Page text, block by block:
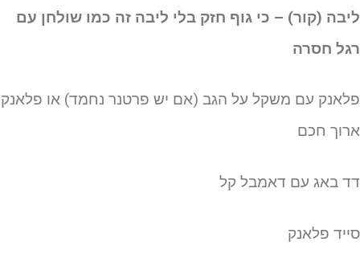
(קור) – כי גוף חזק בלי ליבה זה כמו שולחן עם
חסרה
עם משקל על הגב (אם יש פרטנר נחמד) או פלאנק
חכם
באג עם דאמבל קל
פלאנק